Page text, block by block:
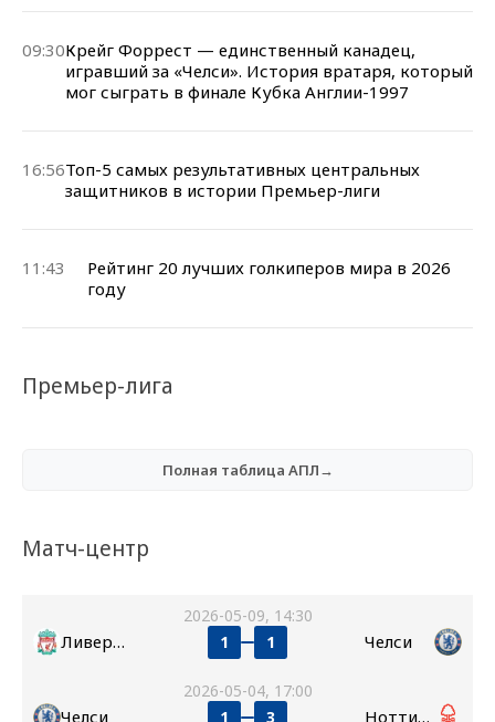
09:30Крейг Форрест — единственный канадец,
игравший за «Челси». История вратаря, который
мог сыграть в финале Кубка Англии-1997
16:56Топ-5 самых результативных центральных
защитников в истории Премьер-лиги
11:43
Рейтинг 20 лучших голкиперов мира в 2026
году
Премьер-лига
Полная таблица АПЛ→
Матч-центр
2026-05-09, 14:30
Ливерпуль 1 1 Челси
2026-05-04, 17:00
Челси 1 3 Ноттингем Форест